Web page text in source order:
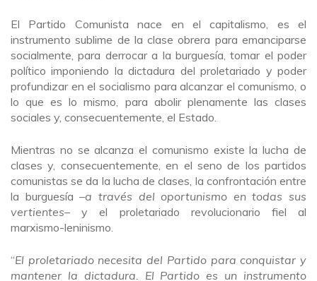
El Partido Comunista nace en el capitalismo, es el
instrumento sublime de la clase obrera para emanciparse
socialmente, para derrocar a la burguesía, tomar el poder
político imponiendo la dictadura del proletariado y poder
profundizar en el socialismo para alcanzar el comunismo, o
lo que es lo mismo, para abolir plenamente las clases
sociales y, consecuentemente, el Estado.
Mientras no se alcanza el comunismo existe la lucha de
clases y, consecuentemente, en el seno de los partidos
comunistas se da la lucha de clases, la confrontación entre
la burguesía –a través del oportunismo en todas sus
vertientes– y el proletariado revolucionario fiel al
marxismo-leninismo.
“El proletariado necesita del Partido para conquistar y
mantener la dictadura. El Partido es un instrumento